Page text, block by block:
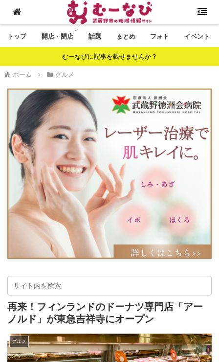
トップ 開店・閉店 話題 まとめ フォト イベント
むーなびに記事を載せませんか？
ホーム グルメ
再来！フィンランドのドーナツ専門店「アー
ノルド」が東急吉祥寺にオープン
グルメ